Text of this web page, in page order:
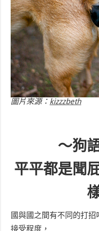
圖片來源： kizzzbeth
～狗
平平都是聞
國與國之間有不同的打
接受程度，